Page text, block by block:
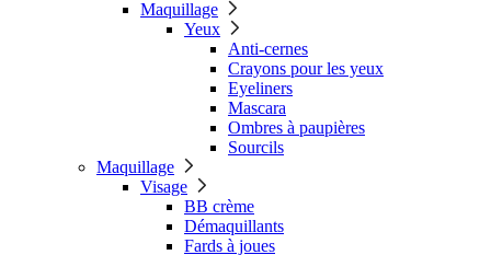
Maquillage
Yeux
Anti-cernes
Crayons pour les yeux
Eyeliners
Mascara
Ombres à paupières
Sourcils
Maquillage
Visage
BB crème
Démaquillants
Fards à joues